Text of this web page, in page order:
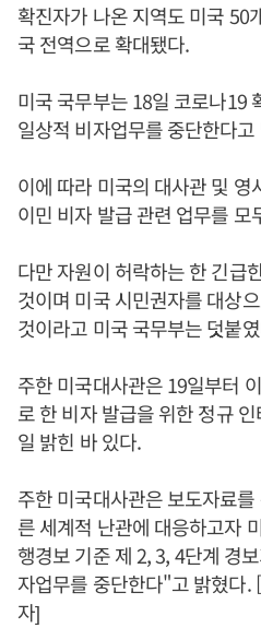
확진자가 나온 지역도 미국 50
국 전역으로 확대됐다.
미국 국무부는 18일 코로나19
일상적 비자업무를 중단한다고
이에 따라 미국의 대사관 및 영
이민 비자 발급 관련 업무를 모
다만 자원이 허락하는 한 긴급
것이며 미국 시민권자를 대상
것이라고 미국 국무부는 덧붙
주한 미국대사관은 19일부터
로 한 비자 발급을 위한 정규
일 밝힌 바 있다.
주한 미국대사관은 보도자료
른 세계적 난관에 대응하고자
행경보 기준 제 2, 3, 4단계 경
자업무를 중단한다"고 밝혔다.
자]